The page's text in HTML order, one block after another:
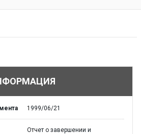
1999/06/21
Отчет о завершении и